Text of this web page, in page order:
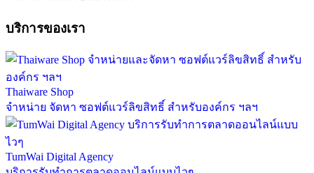
บริการของเรา
Thaiware Shop
จำหน่าย จัดหา ซอฟต์แวร์ลิขสิทธิ์ สำหรับองค์กร ฯลฯ
TumWai Digital Agency